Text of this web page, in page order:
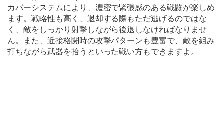
カバーシステムにより、濃密で緊張感のある戦闘が楽しめ
ます。戦略性も高く、退却する際もただ逃げるのではな
く、敵をしっかり射撃しながら後退しなければなりませ
ん。また、近接格闘時の攻撃パターンも豊富で、敵を組み
打ちながら武器を拾うといった戦い方もできますよ。